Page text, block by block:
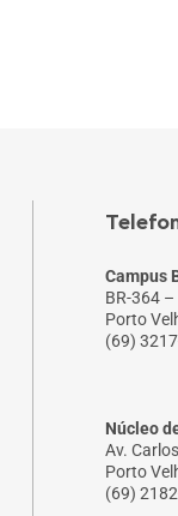
Campus
BR-364
Porto
(69)
Núcleo
Av.
Porto
(69)